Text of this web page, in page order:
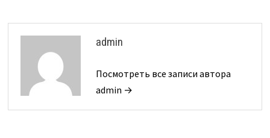
admin
Посмотреть все записи автора
admin →